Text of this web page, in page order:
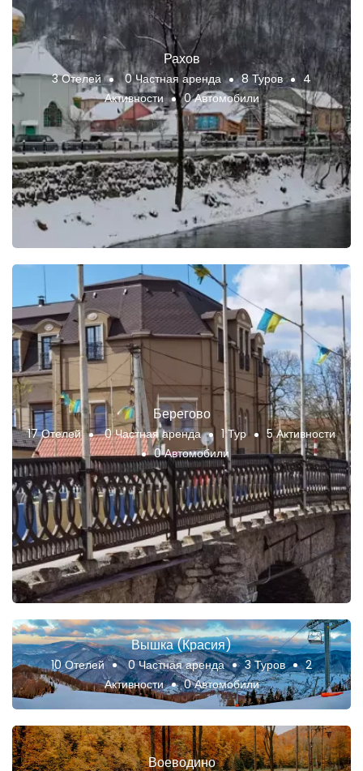
Рахов
3 Отелей 0 Частная аренда 8 Туров
4
Активности
0 Автомобили
Берегово
17 Отелей 0 Частная аренда 1 Тур
5 Активности
0 Автомобили
Вышка (Красия)
10 Отелей 0 Частная аренда 3 Туров
2
Активности
0 Автомобили
Воеводино